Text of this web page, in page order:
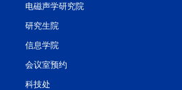
电磁声学研究院
研究生院
信息学院
会议室预约
科技处